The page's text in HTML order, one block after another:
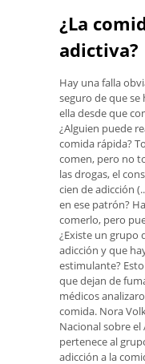
¿La
adictiva?
Hay una falla
seguro de que
ella desde que
¿Alguien puede
comida rápida?
comen, pero no
las drogas, el
cien de adicción
en ese patrón?
comerlo, pero
¿Existe un grupo
adicción y que
estimulante?
que dejan de
médicos
comida. Nora
Nacional sobre el
pertenece al
adicción a la